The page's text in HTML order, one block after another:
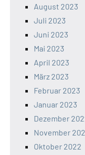
August 2023
Juli 2023
Juni 2023
Mai 2023
April 2023
März 2023
Februar 2023
Januar 2023
Dezember
November
Oktober 2022